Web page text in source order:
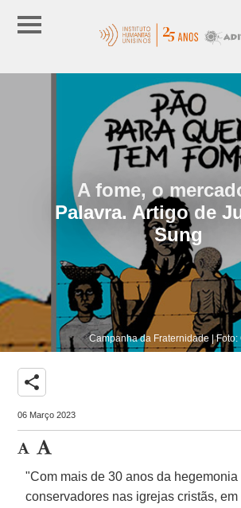
A fome, o
Palavra. Artigo de
Sung
Campanha da Fraternidade | Foto:
share
06 Março 2023
"Com mais de 30 anos da hegemonia
conservadores nas igrejas cristãs,